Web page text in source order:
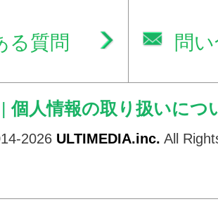
る質問 問
| 個人情報の取り扱いにつ
2026 ULTIMEDIA.inc. All